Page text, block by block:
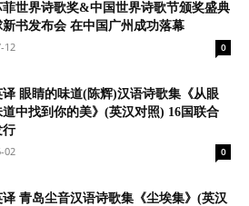
菲世界诗歌奖&中国世界诗歌节颁奖盛典
书发布会 在中国广州成功落幕
12
0
译 眼睛的味道(陈辉)汉语诗歌集《从眼
道中找到你的美》(英汉对照) 16国联合
行
02
0
青岛尘音汉语诗歌集《尘埃集》(英汉